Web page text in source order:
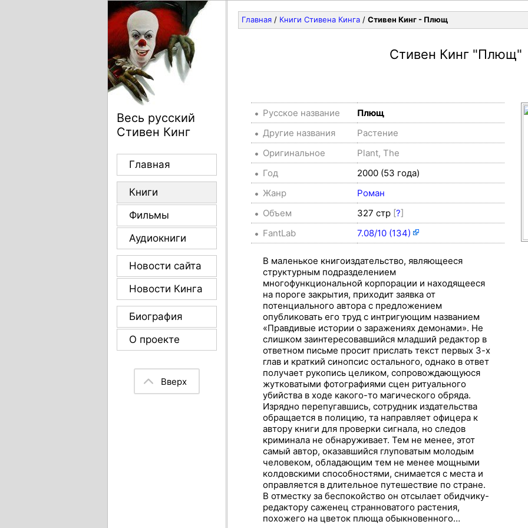
Весь русский
Стивен Кинг
Главная
Книги
Фильмы
Аудиокниги
Новости сайта
Новости Кинга
Биография
О проекте
Вверх
Главная / Книги Стивена Кинга / Стивен Кинг - Плющ
Стивен Кинг "Плющ"
Русское название
Плющ
Другие названия
Растение
Оригинальное
Plant, The
Год
2000 (53 года)
Жанр
Роман
Объем
327 стр [?]
FantLab
7.08/10 (134)
В маленькое книгоиздательство, являющееся
структурным подразделением
многофункциональной корпорации и находящееся
на пороге закрытия, приходит заявка от
потенциального автора с предложением
опубликовать его труд с интригующим названием
«Правдивые истории о заражениях демонами». Не
слишком заинтересовавшийся младший редактор в
ответном письме просит прислать текст первых 3-х
глав и краткий синопсис остального, однако в ответ
получает рукопись целиком, сопровождающуюся
жутковатыми фотографиями сцен ритуального
убийства в ходе какого-то магического обряда.
Изрядно перепугавшись, сотрудник издательства
обращается в полицию, та направляет офицера к
автору книги для проверки сигнала, но следов
криминала не обнаруживает. Тем не менее, этот
самый автор, оказавшийся глуповатым молодым
человеком, обладающим тем не менее мощными
колдовскими способностями, снимается с места и
оправляется в длительное путешествие по стране.
В отместку за беспокойство он отсылает обидчику-
редактору саженец странноватого растения,
похожего на цветок плюща обыкновенного…